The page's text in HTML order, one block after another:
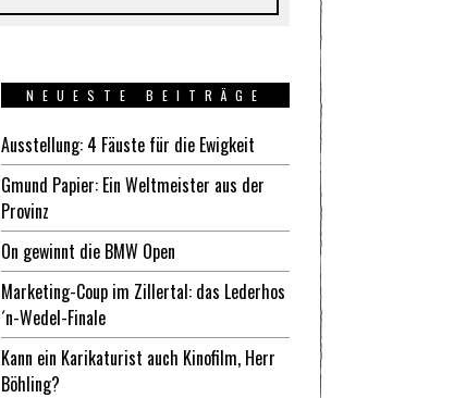
NEUESTE BEITRÄGE
Ausstellung: 4 Fäuste für die Ewigkeit
Gmund Papier: Ein Weltmeister aus der
Provinz
On gewinnt die BMW Open
Marketing-Coup im Zillertal: das Lederhos
´n-Wedel-Finale
Kann ein Karikaturist auch Kinofilm, Herr
Böhling?